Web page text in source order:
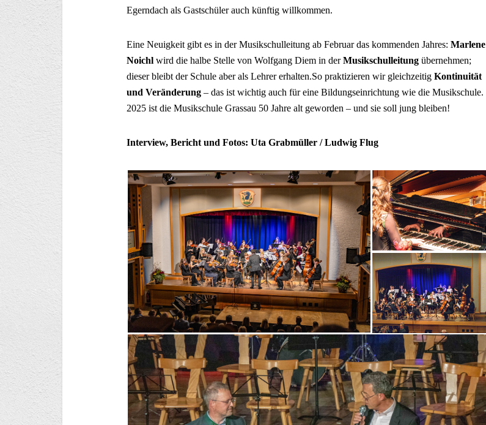
Egerndach als Gastschüler auch künftig willkommen.
Eine Neuigkeit gibt es in der Musikschulleitung ab Februar das kommenden Jahres: Marlene
Noichl wird die halbe Stelle von Wolfgang Diem in derMusikschulleitung übernehmen;
dieser bleibt der Schule aber als Lehrer erhalten.So praktizieren wir gleichzeitig Kontinuität
und Veränderung – das ist wichtig auch für eine Bildungseinrichtung wie die Musikschule.
2025 ist die Musikschule Grassau 50 Jahre alt geworden – und sie soll jung bleiben!
Interview, Bericht und Fotos: Uta Grabmüller / Ludwig Flug